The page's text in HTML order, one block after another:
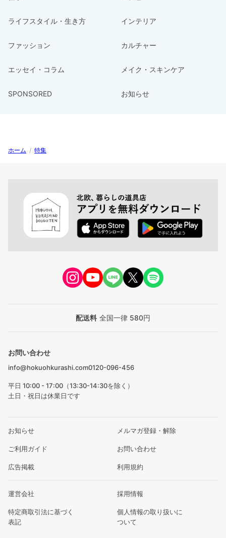
ライフスタイル・生き方 インテリア
ファッション カルチャー
エッセイ・コラム メイク・スキンケア
SPONSORED お知らせ
ホーム / 特集
配送料 全国一律 580円
お問い合わせ
info@hokuohkurashi.com0120-096-456
平日 10:00 - 17:00（13:30-14:30を除く）
土日・祝日は休業日です
お知らせ メルマガ登録・解除
ご利用ガイド お問い合わせ
広告掲載 利用規約
運営会社 採用情報
特定商取引法に基づく
表記
個人情報の取り扱いに
ついて